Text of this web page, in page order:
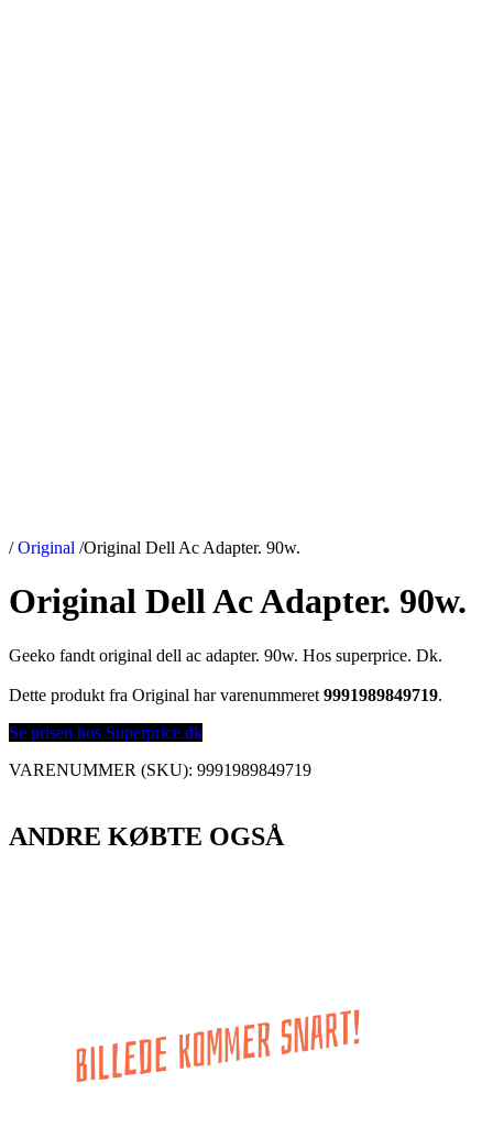
/ Original /Original Dell Ac Adapter. 90w.
Original Dell Ac Adapter. 90w.
Geeko fandt original dell ac adapter. 90w. Hos superprice. Dk.
Dette produkt fra Original har varenummeret 9991989849719.
Se prisen hos Superprice.dk
VARENUMMER (SKU): 9991989849719
ANDRE KØBTE OGSÅ